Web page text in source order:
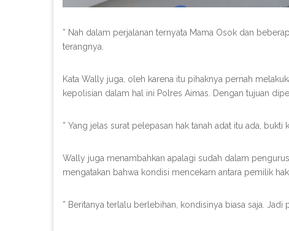
” Nah dalam perjalanan ternyata Mama Osok dan
terangnya.
Kata Wally juga, oleh karena itu pihaknya pernah
kepolisian dalam hal ini Polres Aimas. Dengan tujuan
” Yang jelas surat pelepasan hak tanah adat itu ada,
Wally juga menambahkan apalagi sudah dalam
mengatakan bahwa kondisi mencekam antara pemilik
” Beritanya terlalu berlebihan, kondisinya biasa saja.